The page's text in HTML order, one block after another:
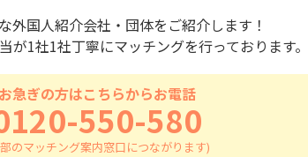
外国人紹介会社・団体をご紹介します！
が1社1社丁寧にマッチングを行っております。
お急ぎの方はこちらからお電話
550-580